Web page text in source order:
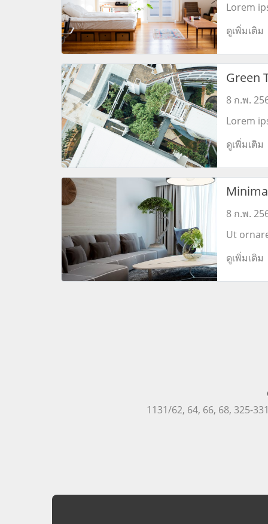
Lorem
ดูเพิ่มเติม
Green
8 ก.พ.
Lorem
ดูเพิ่มเติม
8 ก.พ.
Ut
porttitor
Mauris
ดูเพิ่มเติม
1131/62, 64, 66, 68, 325-